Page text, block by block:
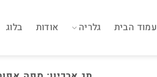
עמוד הבית גלריה אודות בלוג